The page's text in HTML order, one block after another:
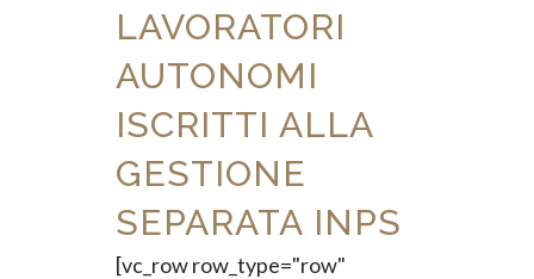
LAVORATORI
AUTONOMI
ISCRITTI ALLA
GESTIONE
SEPARATA INPS
[vc_row row_type="row"